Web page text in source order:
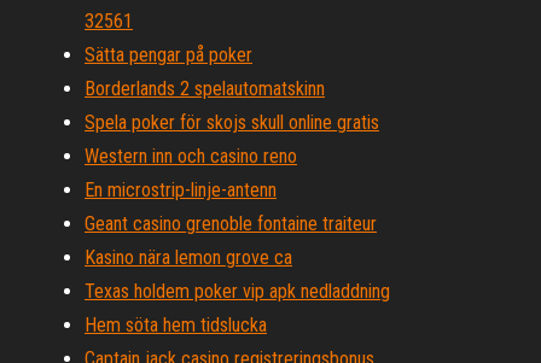
32561
Sätta pengar på poker
Borderlands 2 spelautomatskinn
Spela poker för skojs skull online gratis
Western inn och casino reno
En microstrip-linje-antenn
Geant casino grenoble fontaine traiteur
Kasino nära lemon grove ca
Texas holdem poker vip apk nedladdning
Hem söta hem tidslucka